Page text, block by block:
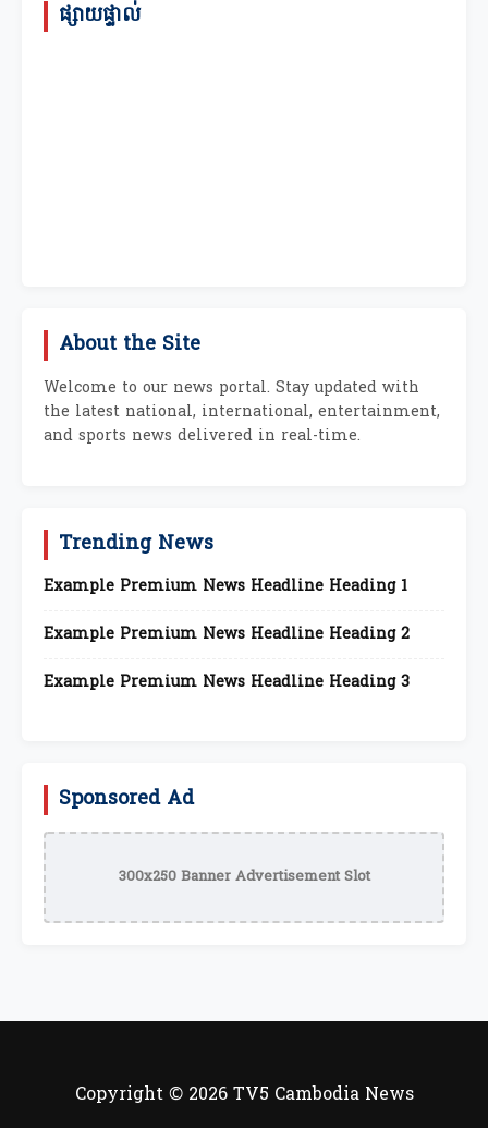
ផ្សាយផ្ទាល់
About the Site
Welcome to our news portal. Stay updated with
the latest national, international, entertainment,
and sports news delivered in real-time.
Trending News
Example Premium News Headline Heading 1
Example Premium News Headline Heading 2
Example Premium News Headline Heading 3
Sponsored Ad
300x250 Banner Advertisement Slot
Copyright © 2026 TV5 Cambodia News